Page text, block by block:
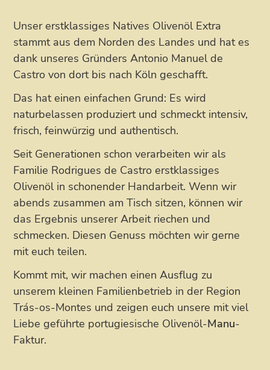
Unser erstklassiges Natives Olivenöl Extra
stammt aus dem Norden des Landes und hat es
dank unseres Gründers Antonio Manuel de
Castro von dort bis nach Köln geschafft.
Das hat einen einfachen Grund: Es wird
naturbelassen produziert und schmeckt intensiv,
frisch, feinwürzig und authentisch.
Seit Generationen schon verarbeiten wir als
Familie Rodrigues de Castro erstklassiges
Olivenöl in schonender Handarbeit. Wenn wir
abends zusammen am Tisch sitzen, können wir
das Ergebnis unserer Arbeit riechen und
schmecken. Diesen Genuss möchten wir gerne
mit euch teilen.
Kommt mit, wir machen einen Ausflug zu
unserem kleinen Familienbetrieb in der Region
Trás-os-Montes und zeigen euch unsere mit viel
Liebe geführte portugiesische Olivenöl-Manu-
Faktur.